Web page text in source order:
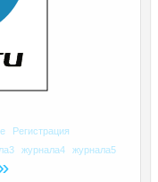
Регистрация
журнала4 журнала5